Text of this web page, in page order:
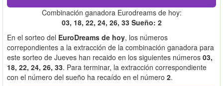
Combinación ganadora Eurodreams de hoy:
03, 18, 22, 24, 26, 33 Sueño: 2
En el sorteo del EuroDreams de hoy, los números
correpondientes a la extracción de la combinación ganadora para
este sorteo de Jueves han recaido en los siguientes números 03,
18, 22, 24, 26, 33. Para terminar, la extracción correspondiente
con el número del sueño ha recaído en el número 2.